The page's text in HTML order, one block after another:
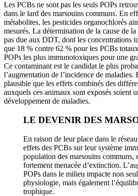
Les PCBs ne sont pas les seuls POPs
dans le lard des marsouins communs. En
métabolites, les pesticides organochlorés
mesurés. La détermination de la cause de la
pas due aux DDT, dont les concentrations
que 18 % contre 62 % pour les PCBs
POPs les plus immunotoxiques pour une
Ce contaminant est le candidat le plus
l’augmentation de l’incidence de maladies.
plausible que les effets combinés des
auxquels ces animaux sont exposés soient
développement de maladies.
LE DEVENIR DES
En raison de leur place dans le
effets des PCBs sur leur système
population des marsouins communs,
fortement menacée d’extinction.
POPs dans le milieu impacte non
physiologie, mais également
trophique.